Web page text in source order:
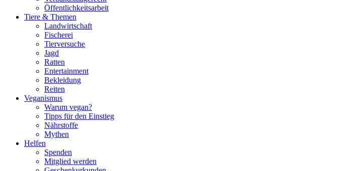
Öffentlichkeitsarbeit
Tiere & Themen
Landwirtschaft
Fischerei
Tierversuche
Jagd
Ratten
Entertainment
Bekleidung
Reiten
Veganismus
Warum vegan?
Tipps für den Einstieg
Nährstoffe
Mythen
Helfen
Spenden
Mitglied werden